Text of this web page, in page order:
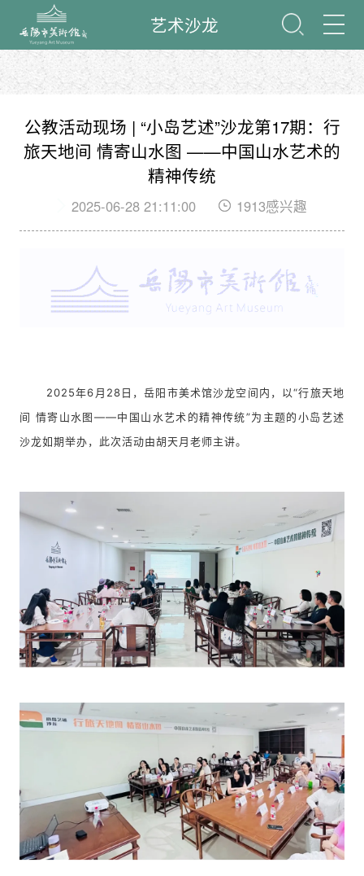
艺术沙龙
公教活动现场 | “小岛艺述”沙龙第17期：行
旅天地间 情寄山水图 ——中国山水艺术的
精神传统
2025-06-28 21:11:00 1913感兴趣
2025年6月28日，岳阳市美术馆沙龙空间内， 以“行旅天地
间 情寄山水图——中国山水艺术的精神传统”为主题的小岛艺述
沙龙如期举办，此次活动由胡天月老师主讲。